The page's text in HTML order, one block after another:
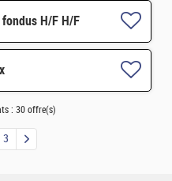
H/F H/F
: 30 offre(s)
3